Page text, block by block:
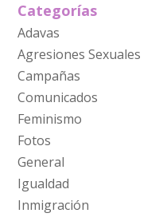
Categorías
Adavas
Agresiones Sexuales
Campañas
Comunicados
Feminismo
Fotos
General
Igualdad
Inmigración